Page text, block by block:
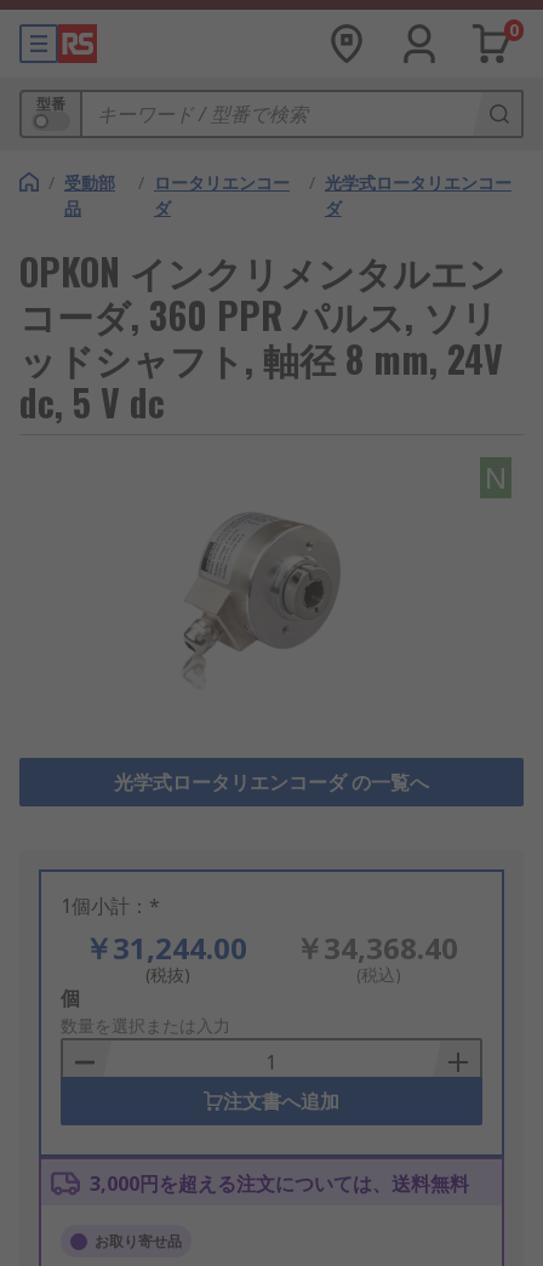
0
型番
/ 受動部
品
/ ロータリエンコー
ダ
/ 光学式ロータリエンコー
ダ
OPKON インクリメンタルエン
コーダ, 360 PPR パルス, ソリ
ッドシャフト, 軸径 8 mm, 24V
dc, 5 V dc
N
光学式ロータリエンコーダ の一覧へ
1個小計：*
￥31,244.00
(税抜)
￥34,368.40
(税込)
Add
to
Basket
個
数量を選択または入力
注文書へ追加
3,000円を超える注文については、送料無料
お取り寄せ品